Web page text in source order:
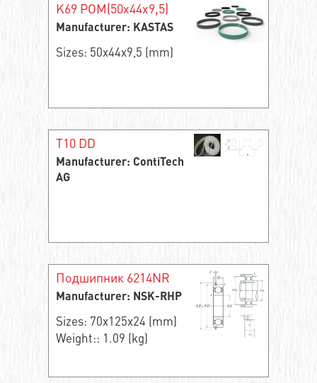
K69 POM(50x44x9,5)
Manufacturer: KASTAS
Sizes: 50x44x9,5 (mm)
T10 DD
Manufacturer: ContiTech
AG
Подшипник 6214NR
Manufacturer: NSK-RHP
Sizes: 70x125x24 (mm)
Weight:: 1.09 (kg)